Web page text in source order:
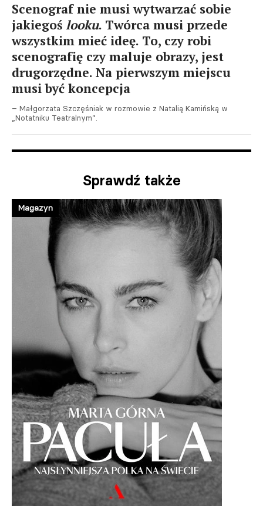
Scenograf nie musi wytwarzać sobie
jakiegoś looku. Twórca musi przede
wszystkim mieć ideę. To, czy robi
scenografię czy maluje obrazy, jest
drugorzędne. Na pierwszym miejscu
musi być koncepcja
– Małgorzata Szczęśniak w rozmowie z Natalią Kamińską w
„Notatniku Teatralnym”.
Sprawdź także
Magazyn